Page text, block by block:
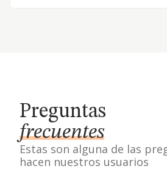
Preguntas
frecuentes
Estas son alguna de las
hacen nuestros usuarios